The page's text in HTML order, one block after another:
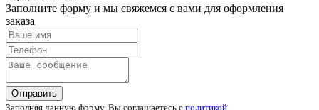
Заполните форму и мы свяжемся с вами для оформления
заказа
Отправить
Заполняя данную форму, Вы соглашаетесь с политикой